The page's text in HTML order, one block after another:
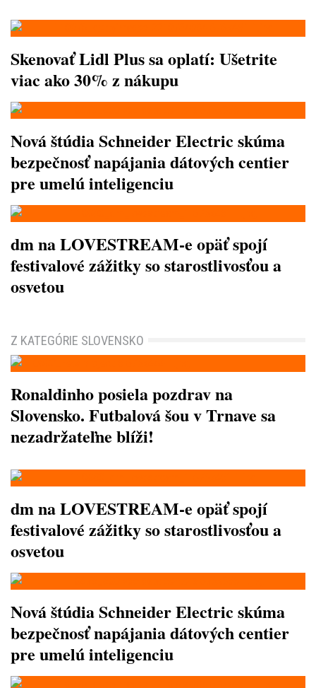
Skenovať Lidl Plus sa oplatí: Ušetrite
viac ako 30% z nákupu
Nová štúdia Schneider Electric skúma
bezpečnosť napájania dátových centier
pre umelú inteligenciu
dm na LOVESTREAM-e opäť spojí
festivalové zážitky so starostlivosťou a
osvetou
Z KATEGÓRIE SLOVENSKO
Ronaldinho posiela pozdrav na
Slovensko. Futbalová šou v Trnave sa
nezadržateľne blíži!
dm na LOVESTREAM-e opäť spojí
festivalové zážitky so starostlivosťou a
osvetou
Nová štúdia Schneider Electric skúma
bezpečnosť napájania dátových centier
pre umelú inteligenciu